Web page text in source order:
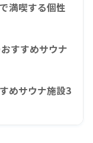
満喫する個性
すすめサウナ
めサウナ施設3